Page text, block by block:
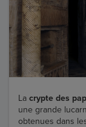
La crypte des
une grande
obtenues dans